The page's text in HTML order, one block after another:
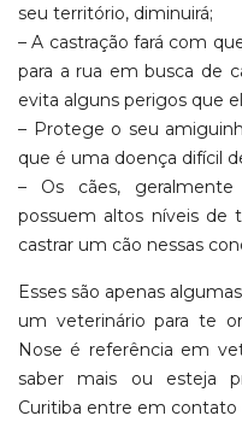
seu território, diminuirá;
– A castração fará com
para a rua em busca de
evita alguns perigos que
– Protege o seu
que é uma doença difícil
– Os cães,
possuem altos níveis de
castrar um cão nessas
Esses são apenas
um veterinário para te
Nose é referência em
saber mais ou esteja
Curitiba entre em contato